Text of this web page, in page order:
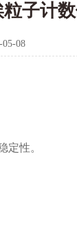
子计
05-08
定性。